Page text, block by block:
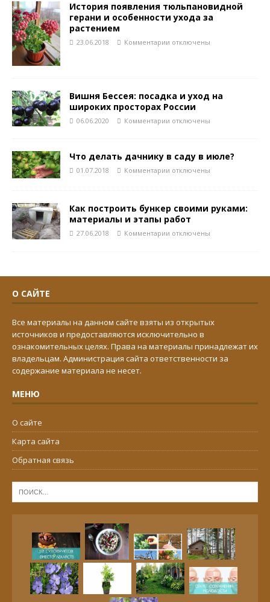
История появления тюльпановидной
герани и особенности ухода за
растением
23.06.2018 Комментарии отключены
Вишня Бессея: посадка и уход на
широких просторах России
06.06.2020 Комментарии отключены
Что делать дачнику в саду в июле?
01.07.2018 Комментарии отключены
Как построить бункер своими руками:
материалы и этапы работ
27.06.2018 Комментарии отключены
О САЙТЕ
Все материалы на данном сайте взяты из открытых
источников и предоставляются исключительно в
ознакомительных целях. Права на материалы принадлежат их
владельцам. Администрация сайта ответственности за
содержание материала не несет.
МЕНЮ
О сайте
Карта сайта
Обратная связь